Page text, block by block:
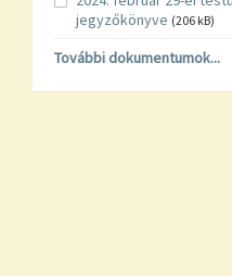
jegyzőkönyve (206 kB)
További dokumentumok...